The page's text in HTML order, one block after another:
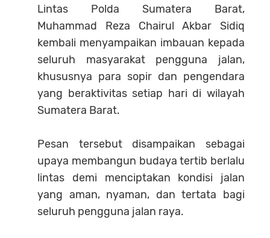
Lintas Polda Sumatera Barat,
Muhammad Reza Chairul Akbar Sidiq
kembali menyampaikan imbauan kepada
seluruh masyarakat pengguna jalan,
khususnya para sopir dan pengendara
yang beraktivitas setiap hari di wilayah
Sumatera Barat.
Pesan tersebut disampaikan sebagai
upaya membangun budaya tertib berlalu
lintas demi menciptakan kondisi jalan
yang aman, nyaman, dan tertata bagi
seluruh pengguna jalan raya.